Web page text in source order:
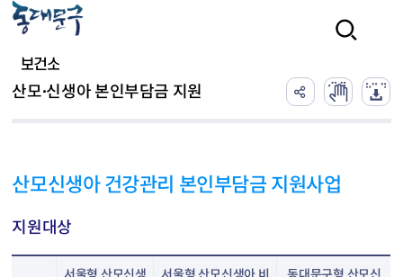
보건소
산모∙신생아 본인부담금 지원
산모신생아 건강관리 본인부담금 지원사업
지원대상